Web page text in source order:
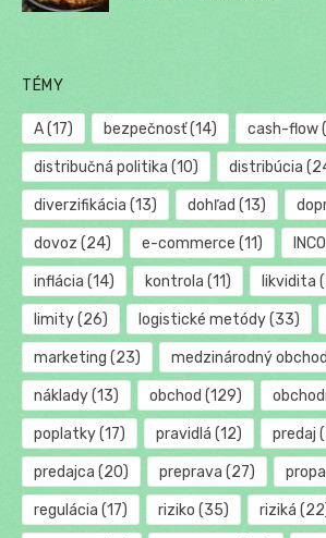
TÉMY
A(17) bezpečnosť(14) cash-flow
distribučná politika (10) distribúcia
diverzifikácia (13) dohľad (13)
dovoz (24) e-commerce (11)
inflácia (14) kontrola (11) likvidita
limity(26) logistické metódy(33)
marketing (23) medzinárodný obchod
náklady(13) obchod (129)
poplatky(17) pravidlá (12) predaj
predajca (20) preprava (27)
regulácia (17) riziko (35) riziká